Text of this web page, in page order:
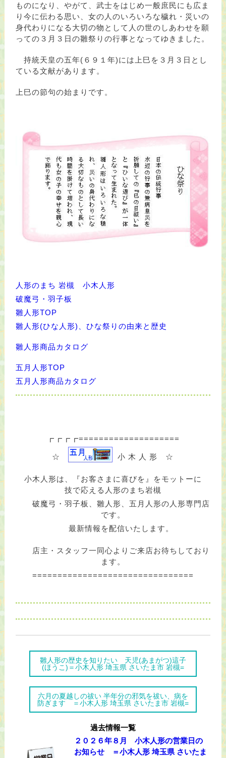
ものになり、やがて、武士をはじめ一般庶民にも広ま
り今に伝わる思い、女の人のいろいろな穢れ・災いの
身代わりになる大切の物として人の世のしあわせを願
っての３月３日の雛祭りの行事となってゆきました。
持統天皇の五年(６９１年)には上巳を３月３日とし
ている文献があります。
上巳の節句の始まりです。
人形のまち 岩槻 小木人形
破魔弓・羽子板
雛人形TOP
雛人形(ひな人形)、ひな祭りの由来と歴史
雛人形商品カタログ
五月人形TOP
五月人形商品カタログ
┏┏┏┏====================
☆ 小 木 人 形 ☆
小木人形は、『お客さまに喜びを』をモットーに
技で応える人形のまち岩槻
破魔弓・羽子板、雛人形、五月人形の人形専門店
です。
最新情報を配信いたします。
店主・スタッフ一同心よりご来店お待ちしており
ます。
================================
雛人形の歴史を知りたい 天児(あまがつ)這子
(ほうこ)＝小木人形 埼玉県 さいたま市 岩槻=
六月の夏越しの祓い 半年分の邪気を祓い、病を
防ぎます ＝小木人形 埼玉県 さいたま市 岩槻=
過去情報一覧
２０２６年８月 小木人形の営業日の
お知らせ ＝小木人形 埼玉県 さいたま